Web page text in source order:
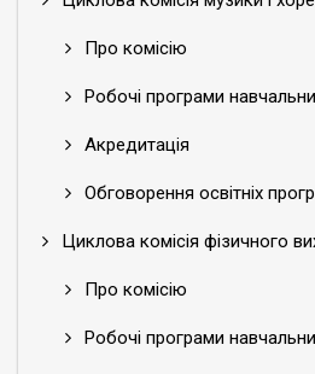
Про комісію
Робочі програми
Акредитація
Обговорення освітніх
Циклова комісія фізичного
Про комісію
Робочі програми